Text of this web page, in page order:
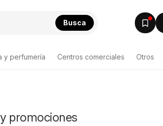
Busca
y perfumería Centros comerciales Otros
promociones